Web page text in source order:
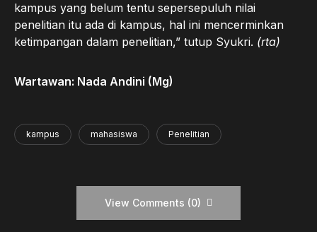
kampus yang belum tentu sepersepuluh nilai
penelitian itu ada di kampus, hal ini mencerminkan
ketimpangan dalam penelitian,” tutup Syukri. (rta)
Wartawan: Nada Andini (Mg)
kampus mahasiswa Penelitian
View Comments (0)